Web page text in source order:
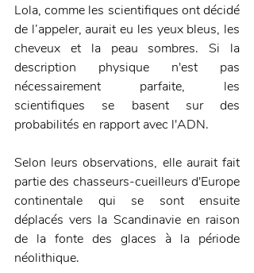
Lola, comme les scientifiques ont décidé
de l’appeler, aurait eu les yeux bleus, les
cheveux et la peau sombres. Si la
description physique n'est pas
nécessairement parfaite, les
scientifiques se basent sur des
probabilités en rapport avec l'ADN.
Selon leurs observations, elle aurait fait
partie des chasseurs-cueilleurs d'Europe
continentale qui se sont ensuite
déplacés vers la Scandinavie en raison
de la fonte des glaces à la période
néolithique.